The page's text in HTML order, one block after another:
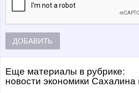
ДОБАВИТЬ
Еще материалы в рубрике:
Новости экономики Сахалина